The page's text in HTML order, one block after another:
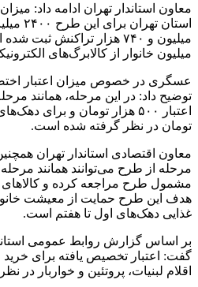
معاون استاندار تهران ادامه داد:
میلیون خانوار از کالابرگ‌های
عسگری در خصوص میزان اعتبار
توضیح داد: در این مرحله، همانند
تومان در نظر گرفته شده است.
معاون اقتصادی استاندار تهران
مرحله از طرح می‌توانند همانند
مشمول طرح مراجعه کرده و کالاهای
هدف این طرح حمایت از معیشت
غذایی دهک‌های اول تا هفتم است.
بر اساس گزارش روابط عمومی
اقلام لبنیات، پروتئین و خواربار